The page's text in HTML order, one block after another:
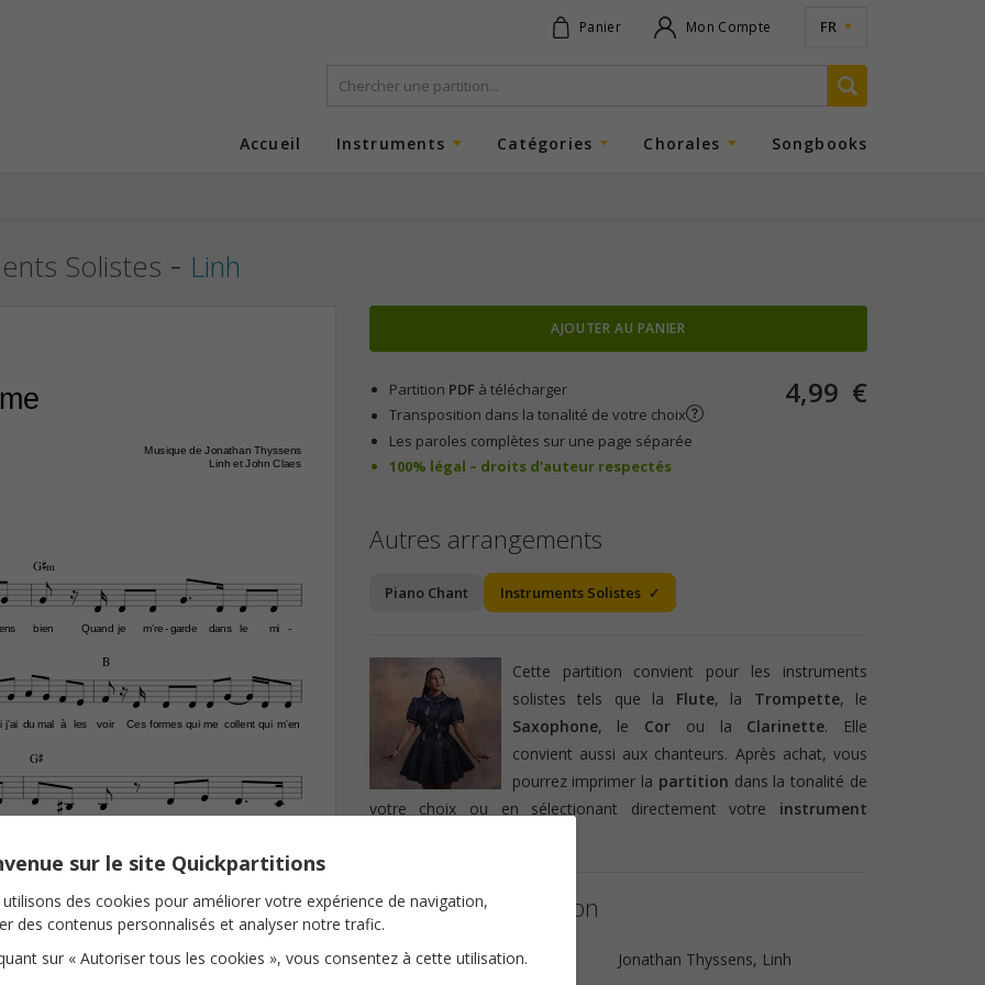
Panier Mon Compte FR
Accueil Instruments Catégories Chorales Songbooks
Solistes - Linh
Musique de Jonathan Thyssens
Linh et John Claes
bien Quand je m're garde
- dans le mi -
j'ai du mal à les voir Ces formes qui me collent qui m'en
Car con Vous dire que
G©‹
B
G©
G©‹
F©‹
         
           
 
      
          
  
AJOUTER AU PANIER
Partition PDF à télécharger
Transposition dans la tonalité de votre choix
Les paroles complètes sur une page séparée
100% légal – droits d’auteur respectés
4,99 €
Autres arrangements
Piano Chant Instruments Solistes
Cette partition convient pour les instruments
solistes tels que la Flute, la Trompette, le
Saxophone, le Cor ou la Clarinette. Elle
convient aussi aux chanteurs. Après achat, vous
pourrez imprimer la partition dans la tonalité de
votre choix ou en sélectionant directement votre instrument
Détails de la partition
Paroles et Musique
Jonathan Thyssens, Linh
sur le site Quickpartitions
des cookies pour améliorer votre expérience de navigation,
des contenus personnalisés et analyser notre trafic.
sur « Autoriser tous les cookies », vous consentez à cette utilisation.